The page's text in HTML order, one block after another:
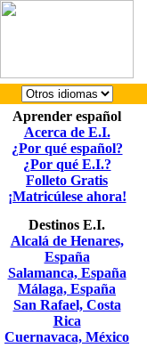
Aprender español
Acerca de E.I.
¿Por qué español?
¿Por qué E.I.?
Folleto Gratis
¡Matricúlese ahora!
Destinos E.I.
Alcalá de Henares,
España
Salamanca, España
Málaga, España
San Rafael, Costa
Rica
Cuernavaca, México